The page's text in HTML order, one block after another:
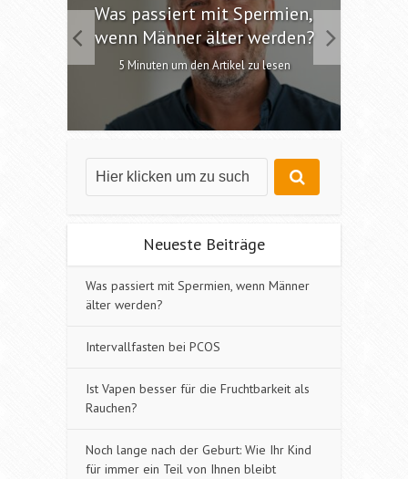
Was passiert mit Spermien,
wenn Männer älter werden?
5 Minuten um den Artikel zu lesen
Neueste Beiträge
Was passiert mit Spermien, wenn Männer
älter werden?
Intervallfasten bei PCOS
Ist Vapen besser für die Fruchtbarkeit als
Rauchen?
Noch lange nach der Geburt: Wie Ihr Kind
für immer ein Teil von Ihnen bleibt